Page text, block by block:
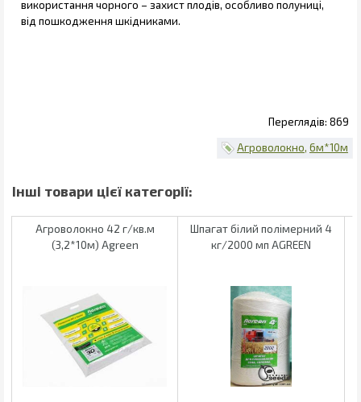
використання чорного – захист плодів, особливо полуниці,
від пошкодження шкідниками.
869
Агроволокно 6м*10м
Агроволокно 42 г/кв.м
(3,2*10м) Agreen
Шпагат білий полімерний 4
кг/2000 мп AGREEN